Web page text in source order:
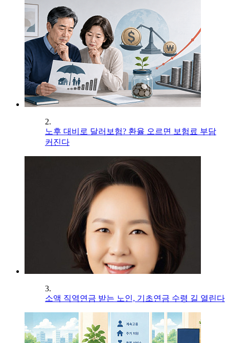
2.
노후 대비로 달러보험? 환율 오르면 보험료 부담
커진다
3.
소액 직역연금 받는 노인, 기초연금 수령 길 열린다